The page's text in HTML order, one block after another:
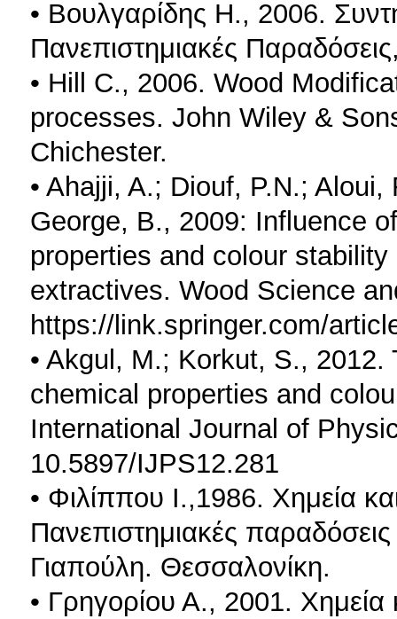
• Βουλγαρίδης Η., 2006.
Πανεπιστημιακές
• Hill C., 2006. Wood
processes. John Wiley &
Chichester.
• Ahajji, A.; Diouf, P.N.;
George, B., 2009: Influence
properties and colour
extractives. Wood Science
https://link.springer.com/
• Akgul, M.; Korkut, S.,
chemical properties and
International Journal of
10.5897/IJPS12.281
• Φιλίππου Ι.,1986. Χημεία
Πανεπιστημιακές
Γιαπούλη. Θεσσαλονίκη.
• Γρηγορίου Α., 2001. Χημεία